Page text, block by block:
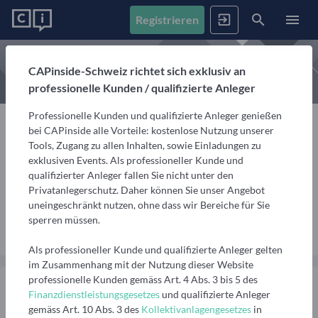
News
Alle Inhalte
Artikel, Podcasts & Videos – Alle Inhalte im Überblick
Gemerkte Inhalte
Artikel, Podcasts und Videos, die Sie sich gemerkt haben
Videos
Community
Podcasts
Audiobeiträge mit spannenden Gästen aus Finanzwelt
und Fondsindustrie
Fonds
1. Fonds finden
Fondssuche
Nutzen Sie die Filter, um aus über 35.000 Fonds die
passenden zu finden
Fondsranking
Lassen Sie sich die besten Fonds aus über 200
Peergroups anzeigen
Die besten Fonds
Firmenprofile
Fondsgesellschaften
Informationen, Beiträge und Produkte unserer Partner-
Vermögensverwalter
Informationen, Beiträge und Produkte/Strategien
unserer Partner-Vermögensverwalter
Events
Übersicht, Anmeldung und weitere Informationen zu
anstehenden Online- und Präsenzveranstaltungen
Vergangene Webinare
Finanzberatung
Registrieren Anmelden
Registrieren
Frank Mathena
n.n., n.n.
CAPinside-Schweiz richtet sich exklusiv an
professionelle Kunden / qualifizierte Anleger
Professionelle Kunden und qualifizierte Anleger genießen
bei CAPinside alle Vorteile: kostenlose Nutzung unserer
Tools, Zugang zu allen Inhalten, sowie Einladungen zu
exklusiven Events. Als professioneller Kunde und
qualifizierter Anleger fallen Sie nicht unter den
Privatanlegerschutz. Daher können Sie unser Angebot
uneingeschränkt nutzen, ohne dass wir Bereiche für Sie
sperren müssen.
Als professioneller Kunde und qualifizierte Anleger gelten
im Zusammenhang mit der Nutzung dieser Website
professionelle Kunden gemäss Art. 4 Abs. 3 bis 5 des
Finanzdienstleistungsgesetzesund qualifizierte Anleger
gemäss Art. 10 Abs. 3 des Kollektivanlagengesetzes in